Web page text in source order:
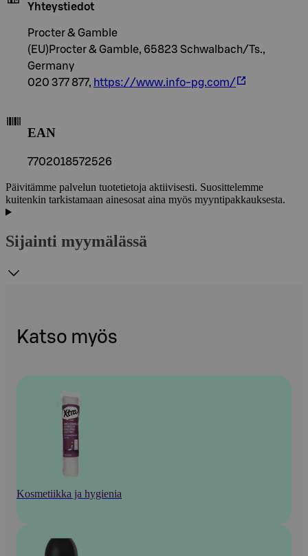
Yhteystiedot
Procter & Gamble
(EU)Procter & Gamble, 65823 Schwalbach/Ts.,
Germany
020 377 877, https://www.info-pg.com/
EAN
7702018572526
Päivitämme palvelun tuotetietoja aktiivisesti. Suosittelemme
kuitenkin tarkistamaan ainesosat aina myös myyntipakkauksesta.
Sijainti myymälässä
Katso myös
Kosmetiikka ja hygienia